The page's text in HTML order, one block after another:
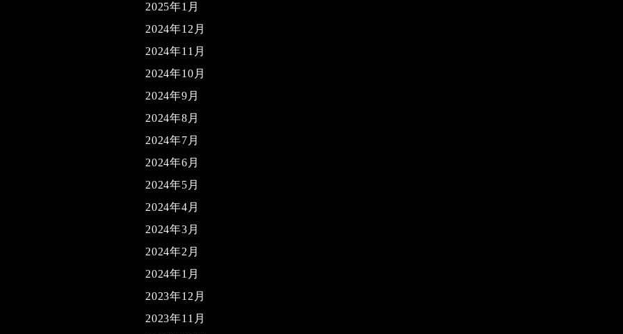
2025年1月
2024年12月
2024年11月
2024年10月
2024年9月
2024年8月
2024年7月
2024年6月
2024年5月
2024年4月
2024年3月
2024年2月
2024年1月
2023年12月
2023年11月